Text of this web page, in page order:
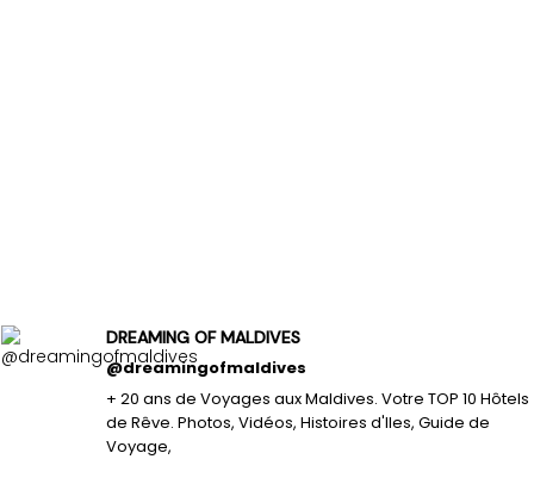
DREAMING OF MALDIVES
@dreamingofmaldives
+ 20 ans de Voyages aux Maldives. Votre TOP 10 Hôtels
de Rêve. Photos, Vidéos, Histoires d'Iles, Guide de
Voyage,